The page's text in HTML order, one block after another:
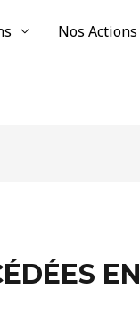
Nos Actions
EN